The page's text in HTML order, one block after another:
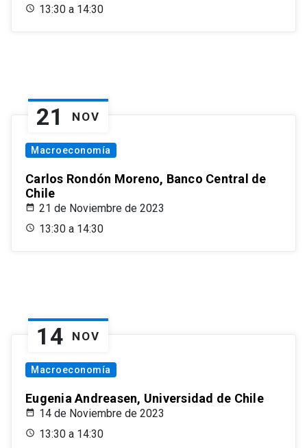
13:30 a 14:30
21 NOV
Macroeconomía
Carlos Rondón Moreno, Banco Central de
Chile
21 de Noviembre de 2023
13:30 a 14:30
14 NOV
Macroeconomía
Eugenia Andreasen, Universidad de Chile
14 de Noviembre de 2023
13:30 a 14:30